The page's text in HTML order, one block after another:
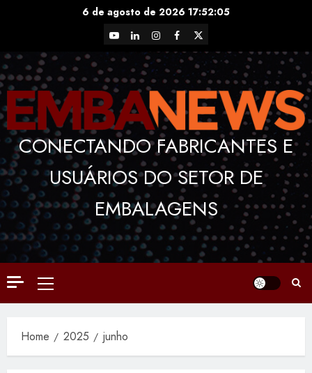
6 de agosto de 2026 17:52:06
YouTubeLinkedInInstagram
Facebook
X
CONECTANDO FABRICANTES E
USUÁRIOS DO SETOR DE
EMBALAGENS
Primary
Menu
Home 2025 junho